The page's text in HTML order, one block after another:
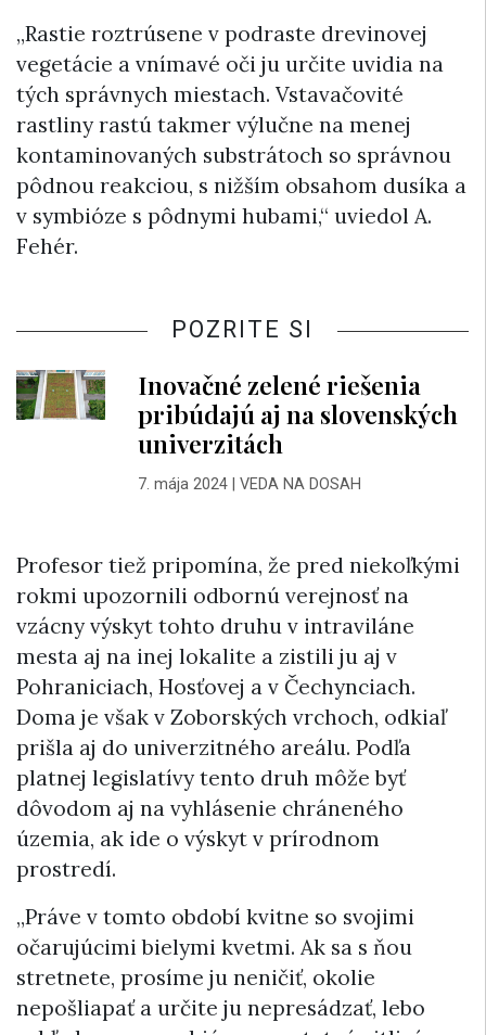
„Rastie roztrúsene v podraste drevinovej
vegetácie a vnímavé oči ju určite uvidia na
tých správnych miestach. Vstavačovité
rastliny rastú takmer výlučne na menej
kontaminovaných substrátoch so správnou
pôdnou reakciou, s nižším obsahom dusíka a
v symbióze s pôdnymi hubami,“ uviedol A.
Fehér.
POZRITE SI
Inovačné zelené riešenia
pribúdajú aj na slovenských
univerzitách
7. mája 2024| VEDA NA DOSAH
Profesor tiež pripomína, že pred niekoľkými
rokmi upozornili odbornú verejnosť na
vzácny výskyt tohto druhu v intraviláne
mesta aj na inej lokalite a zistili ju aj v
Pohraniciach, Hosťovej a v Čechynciach.
Doma je však v Zoborských vrchoch, odkiaľ
prišla aj do univerzitného areálu. Podľa
platnej legislatívy tento druh môže byť
dôvodom aj na vyhlásenie chráneného
územia, ak ide o výskyt v prírodnom
prostredí.
„Práve v tomto období kvitne so svojimi
očarujúcimi bielymi kvetmi. Ak sa s ňou
stretnete, prosíme ju neničiť, okolie
nepošliapať a určite ju nepresádzať, lebo